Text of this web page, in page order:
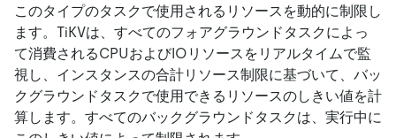
このタイプのタスクで使用されるリソースを動的に制限し
ます。TiKVは、すべてのフォアグラウンドタスクによっ
て消費されるCPUおよびIOリソースをリアルタイムで監
視し、インスタンスの合計リソース制限に基づいて、バッ
クグラウンドタスクで使用できるリソースのしきい値を計
算します。すべてのバックグラウンドタスクは、実行中に